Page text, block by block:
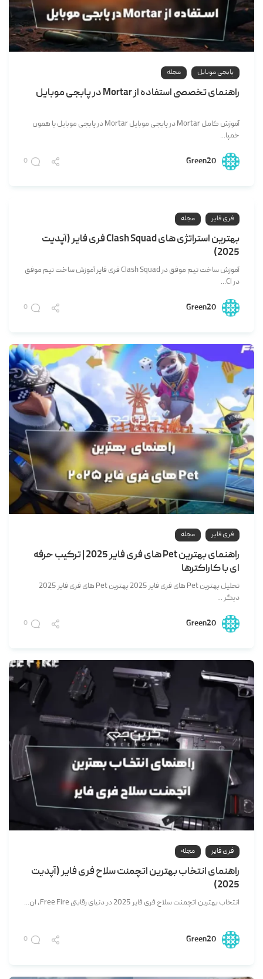
پابجی موبایل مجله
راهنمای تخصصی استفاده از Mortar در پابجی موبایل
آموزش کامل Mortar در پابجی موبایل Mortar در پابجی موبایل یا همون
خمپا...
Green20
0
فری فایر مجله
بهترین استراتژی های Clash Squad فری فایر (آپدیت
2025)
آموزش ساخت تیم موفق در Clash Squad فری فایر آموزش ساخت تیم موفق
در Cl...
Green20
0
فری فایر مجله
راهنمای بهترین Pet های فری فایر 2025 | ترکیب حرفه
ای با کاراکترها
تحلیل بهترین Pet های فری فایر 2025 بهترین Pet های فری فایر 2025
دیگر ...
Green20
0
فری فایر مجله
راهنمای انتخاب بهترین اتچمنت سلاح فری فایر (آپدیت
2025)
انتخاب بهترین اتچمنت سلاح فری فایر 2025 در دنیای رقابتی Free Fire، ان...
Green20
0